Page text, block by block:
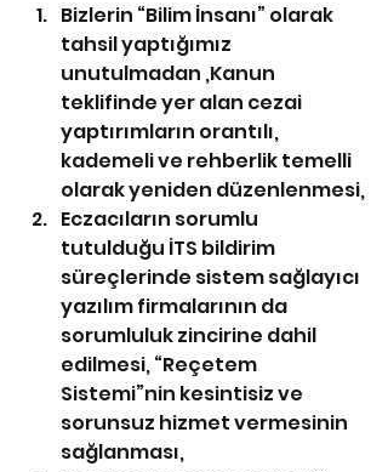
Bizlerin “Bilim İnsanı” olarak
tahsil yaptığımız
unutulmadan ,Kanun
teklifinde yer alan cezai
yaptırımların orantılı,
kademeli ve rehberlik temelli
olarak yeniden düzenlenmesi,
Eczacıların sorumlu
tutulduğu İTS bildirim
süreçlerinde sistem sağlayıcı
yazılım firmalarının da
sorumluluk zincirine dahil
edilmesi, “Reçetem
Sistemi”nin kesintisiz ve
sorunsuz hizmet vermesinin
sağlanması,